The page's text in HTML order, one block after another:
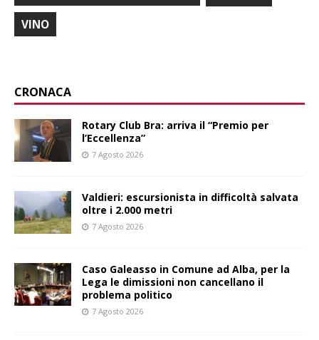
VINO
CRONACA
Rotary Club Bra: arriva il “Premio per
l’Eccellenza”
7 Agosto 2026
Valdieri: escursionista in difficoltà salvata
oltre i 2.000 metri
7 Agosto 2026
Caso Galeasso in Comune ad Alba, per la
Lega le dimissioni non cancellano il
problema politico
7 Agosto 2026